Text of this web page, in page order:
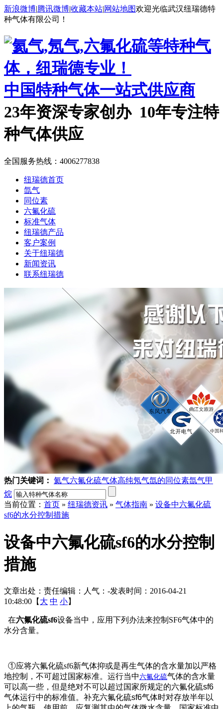
新浪微博|腾讯微博|收藏本站|网站地图欢迎光临武汉纽瑞德特
种气体有限公司！
中国特种气体一站式供应商
23年资深专家创办 10年专注特
种气体供应
全国服务热线： 4006277838
纽瑞德首页
氙气
同位素
六氟化硫
标准气体
纽瑞德产品
客户案例
关于纽瑞德
新闻资讯
联系纽瑞德
热门关键词： 氦气六氟化硫气体高纯氖气氙的同位素氙气甲
烷
当前位置： 首页 » 纽瑞德资讯 » 气体指南 » 设备中六氟化硫
sf6的水分控制措施
设备中六氟化硫sf6的水分控制
措施
文章出处： 责任编辑： 人气： -发表时间：2016-04-21
10:48:00【 大 中 小】
在六氟化硫sf6设备当中，应用下列办法来控制SF6气体中的
水分含量。
①应将六氟化硫sf6新气体抑或是再生气体的含水量加以严格
地控制，不可超过国家标准。运行当中六氟化硫气体的含水量
可以高一些，但是绝对不可以超过国家所规定的六氟化硫sf6
气体运行中的标准值。补充六氟化硫sf6气体时对存放半年以